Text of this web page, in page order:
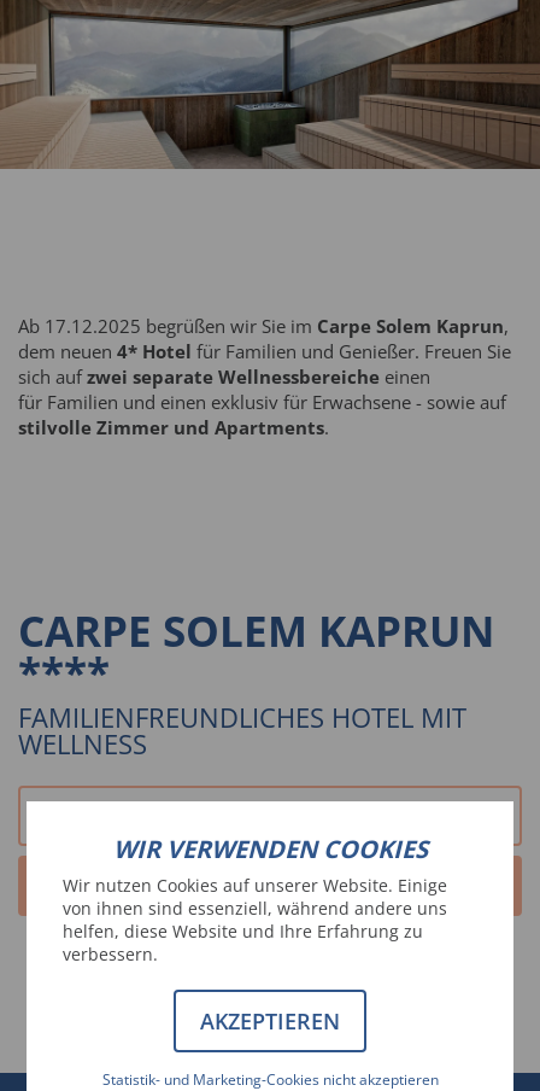
Ab 17.12.2025 begrüßen wir Sie im Carpe Solem Kaprun,
dem neuen 4* Hotel für Familien und Genießer. Freuen Sie
sich aufzwei separate Wellnessbereiche einen
für Familien und einen exklusiv für Erwachsene - sowie auf
stilvolle Zimmer und Apartments.
CARPE SOLEM KAPRUN
****
FAMILIENFREUNDLICHES HOTEL MIT
WELLNESS
DIREKT BUCHEN
WIR VERWENDEN COOKIES
Wir nutzen Cookies auf unserer Website. Einige
von ihnen sind essenziell, während andere uns
helfen, diese Website und Ihre Erfahrung zu
verbessern.
AKZEPTIEREN
Statistik- und Marketing-Cookies nicht akzeptieren